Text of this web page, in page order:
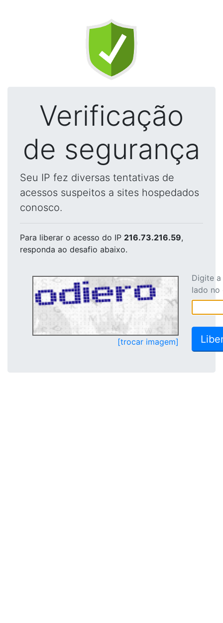
Verificação
de segurança
Seu IP fez diversas tentativas de
acessos suspeitos a sites hospedados
conosco.
Para liberar o acesso do IP 216.73.216.59,
responda ao desafio abaixo.
[trocar imagem]
Digite
lado no